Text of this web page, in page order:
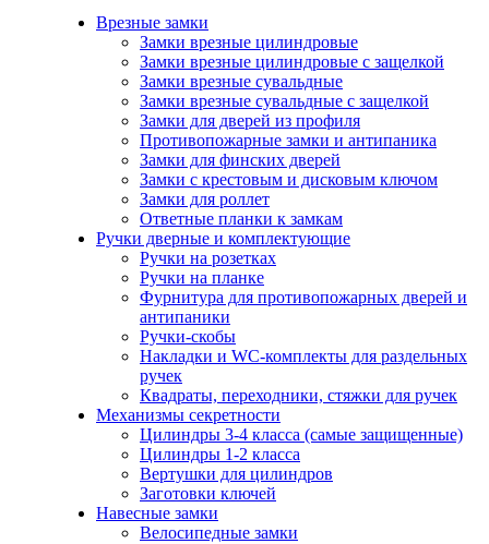
Врезные замки
Замки врезные цилиндровые
Замки врезные цилиндровые с защелкой
Замки врезные сувальдные
Замки врезные сувальдные с защелкой
Замки для дверей из профиля
Противопожарные замки и антипаника
Замки для финских дверей
Замки с крестовым и дисковым ключом
Замки для роллет
Ответные планки к замкам
Ручки дверные и комплектующие
Ручки на розетках
Ручки на планке
Фурнитура для противопожарных дверей и
антипаники
Ручки-скобы
Накладки и WC-комплекты для раздельных
ручек
Квадраты, переходники, стяжки для ручек
Механизмы секретности
Цилиндры 3-4 класса (самые защищенные)
Цилиндры 1-2 класса
Вертушки для цилиндров
Заготовки ключей
Навесные замки
Велосипедные замки